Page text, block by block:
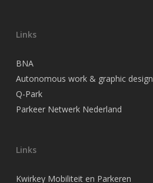
Links
BNA
Autonomous work & graphic design
Q-Park
Parkeer Netwerk Nederland
Links
Kwirkey Mobiliteit en Parkeren